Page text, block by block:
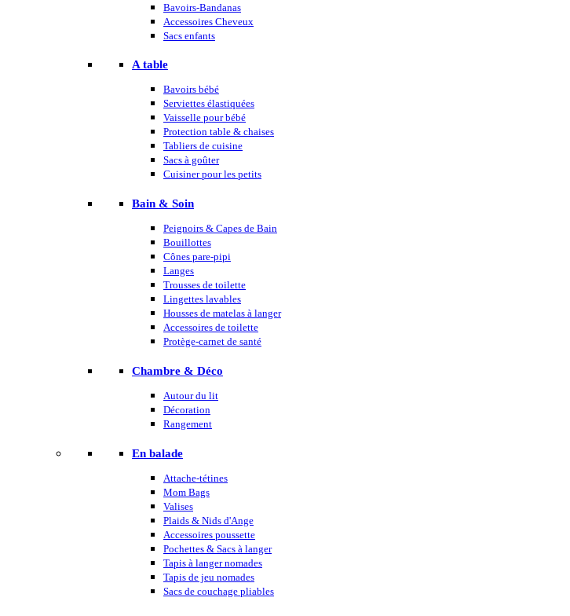
Bavoirs-Bandanas
Accessoires Cheveux
Sacs enfants
A table
Bavoirs bébé
Serviettes élastiquées
Vaisselle pour bébé
Protection table & chaises
Tabliers de cuisine
Sacs à goûter
Cuisiner pour les petits
Bain & Soin
Peignoirs & Capes de Bain
Bouillottes
Cônes pare-pipi
Langes
Trousses de toilette
Lingettes lavables
Housses de matelas à langer
Accessoires de toilette
Protège-carnet de santé
Chambre & Déco
Autour du lit
Décoration
Rangement
En balade
Attache-tétines
Mom Bags
Valises
Plaids & Nids d'Ange
Accessoires poussette
Pochettes & Sacs à langer
Tapis à langer nomades
Tapis de jeu nomades
Sacs de couchage pliables